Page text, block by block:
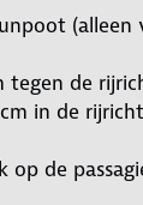
(alleen
tegen de
in de
op de